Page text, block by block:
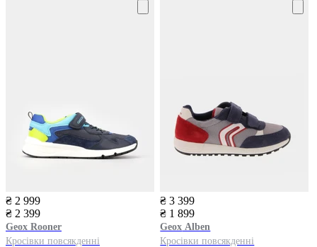
₴ 2 999
₴ 2 399
Geox Rooner
Кросівки повсякденні
₴ 3 399
₴ 1 899
Geox Alben
Кросівки повсякденні